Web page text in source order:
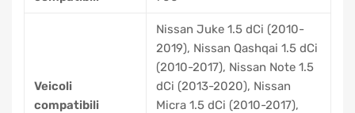
Veicoli
compatibili
Nissan Juke 1.5 dCi (2010-
2019), Nissan Qashqai 1.5 dCi
(2010-2017), Nissan Note 1.5
dCi (2013-2020), Nissan
Micra 1.5 dCi (2010-2017),